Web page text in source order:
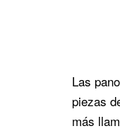
Las
piezas
más